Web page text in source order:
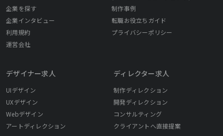
企業を探す
制作事例
企業インタビュー
転職お役立ちガイド
利用規約
プライバシーポリシー
運営会社
デザイナー求人
UIデザイン
UXデザイン
Webデザイン
アートディレクション
ディレクター求人
制作ディレクション
開発ディレクション
コンサルティング
クライアントへ直接提案